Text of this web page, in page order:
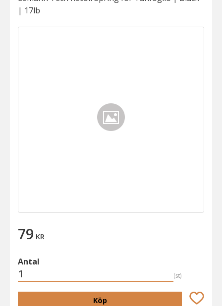
| 17lb
79 KR
Antal
st
Köp Lägg till